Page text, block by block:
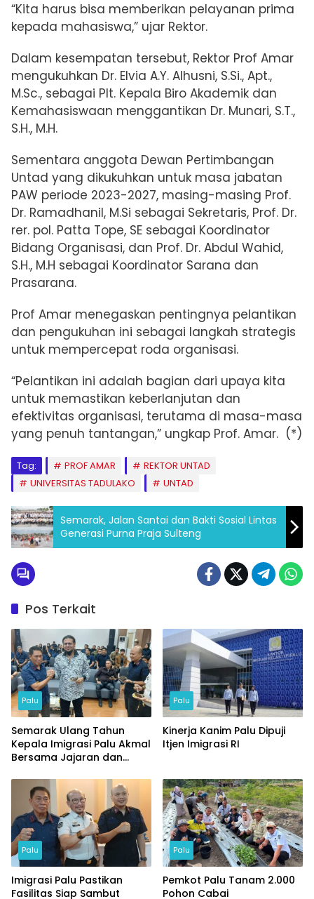
“Kita harus bisa memberikan pelayanan prima
kepada mahasiswa,” ujar Rektor.
Dalam kesempatan tersebut, Rektor Prof Amar
mengukuhkan Dr. Elvia A.Y. Alhusni, S.Si., Apt.,
M.Sc., sebagai Plt. Kepala Biro Akademik dan
Kemahasiswaan menggantikan Dr. Munari, S.T.,
S.H., M.H.
Sementara anggota Dewan Pertimbangan
Untad yang dikukuhkan untuk masa jabatan
PAW periode 2023-2027, masing-masing Prof.
Dr. Ramadhanil, M.Si sebagai Sekretaris, Prof. Dr.
rer. pol. Patta Tope, SE sebagai Koordinator
Bidang Organisasi, dan Prof. Dr. Abdul Wahid,
S.H., M.H sebagai Koordinator Sarana dan
Prasarana.
Prof Amar menegaskan pentingnya pelantikan
dan pengukuhan ini sebagai langkah strategis
untuk mempercepat roda organisasi.
“Pelantikan ini adalah bagian dari upaya kita
untuk memastikan keberlanjutan dan
efektivitas organisasi, terutama di masa-masa
yang penuh tantangan,” ungkap Prof. Amar. (*)
Tag: PROF AMAR
REKTOR UNTAD
UNIVERSITAS TADULAKO
UNTAD
Semarak, Jalan Santai dan Bakti Sosial Lintas
Generasi Purna Praja Sulteng
Pos Terkait
Palu
Semarak Ulang Tahun
Kepala Imigrasi Palu Akmal
Bersama Jajaran dan
Palu
Kinerja Kanim Palu Dipuji
Itjen Imigrasi RI
Palu
Imigrasi Palu Pastikan
Fasilitas Siap Sambut
Palu
Pemkot Palu Tanam 2.000
Pohon Cabai